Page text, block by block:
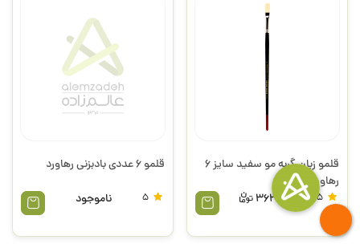
قلمو زبان گربه مو سفید سایز 6
رهاورد
363,000
قلمو 6 عددی بادبزنی رهاورد
ناموجود